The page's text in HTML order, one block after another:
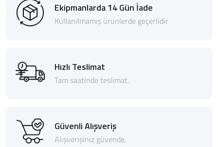
Ekipmanlarda 14 Gün İade
Kullanılmamış ürünlerde geçerlidir
Hızlı Teslimat
Tam saatinde teslimat.
Güvenli Alışveriş
Alışverişiniz güvende.